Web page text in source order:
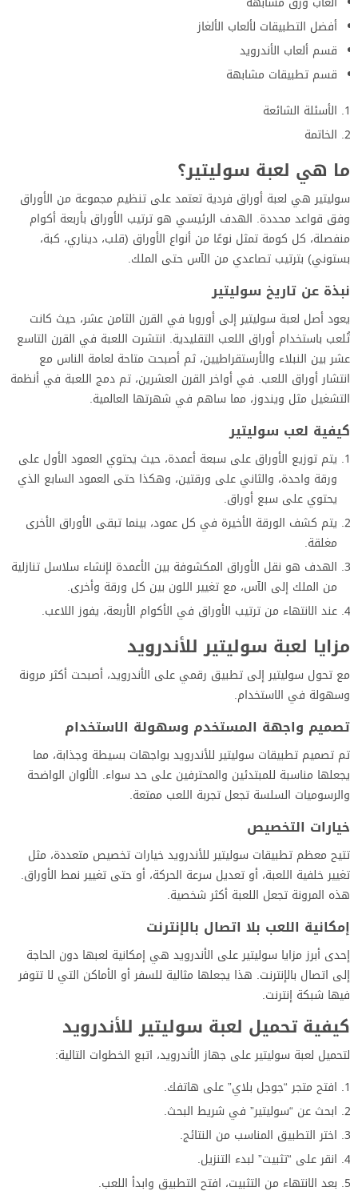
أفضل التطبيقات لألعاب الألغاز
قسم ألعاب الأندرويد
قسم تطبيقات مشابهة
الأسئلة الشائعة
الخاتمة
ما هي لعبة سوليتير؟
سوليتير هي لعبة أوراق فردية تعتمد على تنظيم مجموعة من الأوراق
وفق قواعد محددة. الهدف الرئيسي هو ترتيب الأوراق بأربعة أكوام
منفصلة، كل كومة تمثل نوعًا من أنواع الأوراق (قلب، ديناري، كبة،
بستوني) بترتيب تصاعدي من الآس حتى الملك.
نبذة عن تاريخ سوليتير
يعود أصل لعبة سوليتير إلى أوروبا في القرن الثامن عشر، حيث كانت
تُلعب باستخدام أوراق اللعب التقليدية. انتشرت اللعبة في القرن التاسع
عشر بين النبلاء والأرستقراطيين، ثم أصبحت متاحة لعامة الناس مع
انتشار أوراق اللعب. في أواخر القرن العشرين، تم دمج اللعبة في أنظمة
التشغيل مثل ويندوز، مما ساهم في شهرتها العالمية.
كيفية لعب سوليتير
يتم توزيع الأوراق على سبعة أعمدة، حيث يحتوي العمود الأول على
ورقة واحدة، والثاني على ورقتين، وهكذا حتى العمود السابع الذي
يحتوي على سبع أوراق.
يتم كشف الورقة الأخيرة في كل عمود، بينما تبقى الأوراق الأخرى
مغلقة.
الهدف هو نقل الأوراق المكشوفة بين الأعمدة لإنشاء سلاسل تنازلية
من الملك إلى الآس، مع تغيير اللون بين كل ورقة وأخرى.
عند الانتهاء من ترتيب الأوراق في الأكوام الأربعة، يفوز اللاعب.
مزايا لعبة سوليتير للأندرويد
مع تحول سوليتير إلى تطبيق رقمي على الأندرويد، أصبحت أكثر مرونة
وسهولة في الاستخدام.
تصميم واجهة المستخدم وسهولة الاستخدام
تم تصميم تطبيقات سوليتير للأندرويد بواجهات بسيطة وجذابة، مما
يجعلها مناسبة للمبتدئين والمحترفين على حد سواء. الألوان الواضحة
والرسوميات السلسة تجعل تجربة اللعب ممتعة.
خيارات التخصيص
تتيح معظم تطبيقات سوليتير للأندرويد خيارات تخصيص متعددة، مثل
تغيير خلفية اللعبة، أو تعديل سرعة الحركة، أو حتى تغيير نمط الأوراق.
هذه المرونة تجعل اللعبة أكثر شخصية.
إمكانية اللعب بلا اتصال بالإنترنت
إحدى أبرز مزايا سوليتير على الأندرويد هي إمكانية لعبها دون الحاجة
إلى اتصال بالإنترنت. هذا يجعلها مثالية للسفر أو الأماكن التي لا تتوفر
فيها شبكة إنترنت.
كيفية تحميل لعبة سوليتير للأندرويد
لتحميل لعبة سوليتير على جهاز الأندرويد، اتبع الخطوات التالية:
افتح متجر “جوجل بلاي” على هاتفك.
ابحث عن “سوليتير” في شريط البحث.
اختر التطبيق المناسب من النتائج.
انقر على “تثبيت” لبدء التنزيل.
بعد الانتهاء من التثبيت، افتح التطبيق وابدأ اللعب.